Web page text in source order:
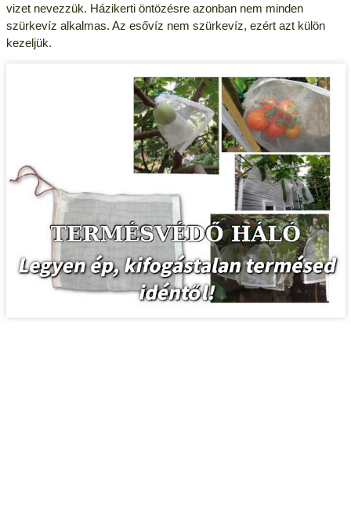
vizet nevezzük. Házikerti öntözésre azonban nem minden
szürkevíz alkalmas. Az esővíz nem szürkevíz, ezért azt külön
kezeljük.